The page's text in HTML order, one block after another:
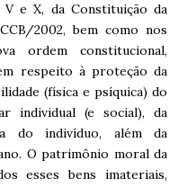
e X, da Constituição da
2002, bem como nos
ordem constitucional,
respeito à proteção da
(física e psíquica) do
individual (e social), da
do indivíduo, além da
O patrimônio moral da
esses bens imateriais,